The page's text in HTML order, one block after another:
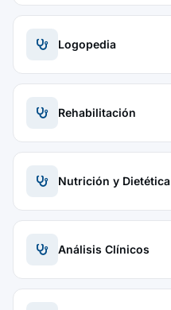
Logopedia
Rehabilitación
Nutrición y Dietética
Análisis Clínicos